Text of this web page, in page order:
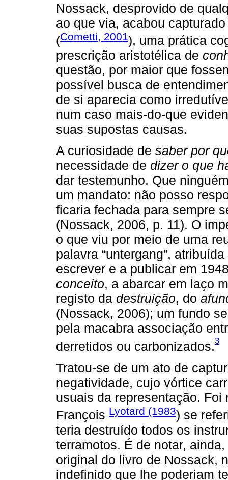
Nossack, desprovido de
ao que via, acabou
(Cometti, 2001), uma prática
prescrição aristotélica de
questão, por maior que
possível busca de
de si aparecia como
num caso mais-do-que
suas supostas causas.
A curiosidade de saber por
necessidade de dizer o que
dar testemunho. Que
um mandato: não posso
ficaria fechada para sempre
(Nossack, 2006, p. 11). O
o que viu por meio de uma
palavra “untergang”,
escrever e a publicar em
conceito, a abarcar em laço
registo da destruição, do
(Nossack, 2006); um fundo
pela macabra associação
derretidos ou carbonizados.3
Tratou-se de um ato de
negatividade, cujo vórtice
usuais da representação.
François Lyotard (1983) se
teria destruído todos os
terramotos. É de notar,
original do livro de Nossack,
indefinido que lhe poderiam